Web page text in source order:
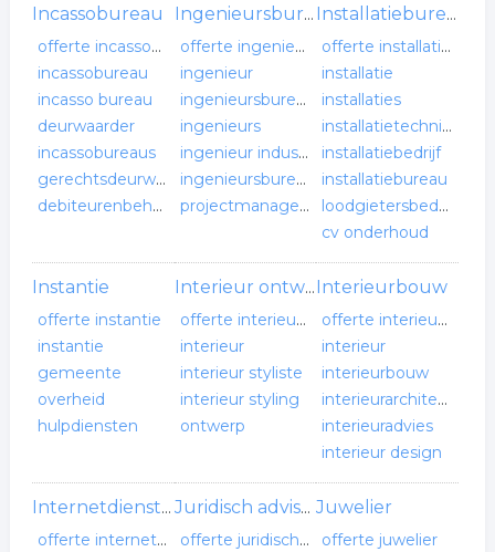
Incassobureau
offerte incassobureau
incassobureau
incasso bureau
deurwaarder
incassobureaus
gerechtsdeurwaarder
debiteurenbeheer
Ingenieursbureau
offerte ingenieursbureau
ingenieur
ingenieursbureau
ingenieurs
ingenieur industrieel
ingenieursbureaus
projectmanagement
Installatiebureau
offerte installatiebureau
installatie
installaties
installatietechniek
installatiebedrijf
installatiebureau
loodgietersbedrijf
cv onderhoud
Instantie
offerte instantie
instantie
gemeente
overheid
hulpdiensten
Interieur ontwerp
offerte interieur ontwerp
interieur
interieur styliste
interieur styling
ontwerp
Interieurbouw
offerte interieurbouw
interieur
interieurbouw
interieurarchitect
interieuradvies
interieur design
Internetdiensten
offerte internetdiensten
Juridisch adviseur
offerte juridisch adviseur
Juwelier
offerte juwelier